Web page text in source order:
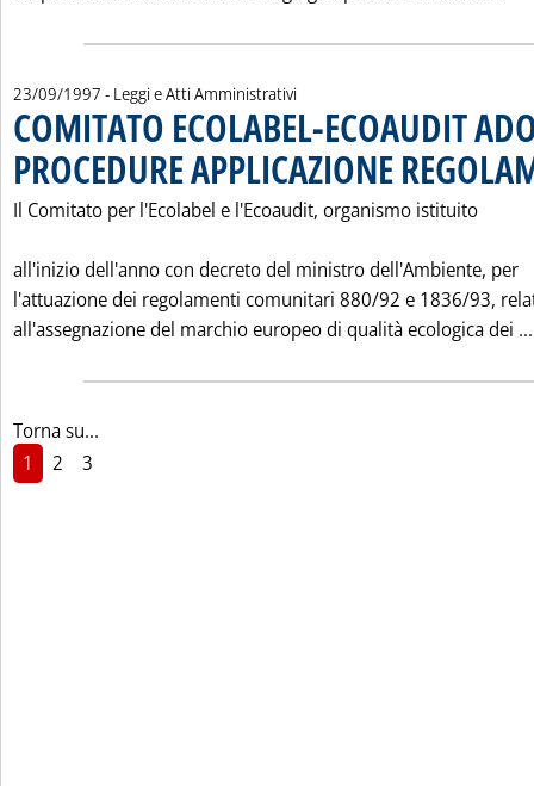
23/09/1997 - Leggi e Atti Amministrativi
COMITATO ECOLABEL-ECOAUDIT
PROCEDURE APPLICAZIONE
Il Comitato per l'Ecolabel e l'Ecoaudit, organismo istituito
all'inizio dell'anno con decreto del ministro dell'Ambiente, per
l'attuazione dei regolamenti comunitari 880/92 e 1836/93,
all'assegnazione del marchio europeo di qualità ecologica dei ...
Torna su...
1
2 3